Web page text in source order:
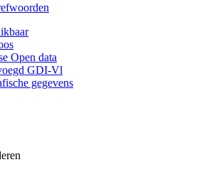
Open data
GDI-Vl
gegevens